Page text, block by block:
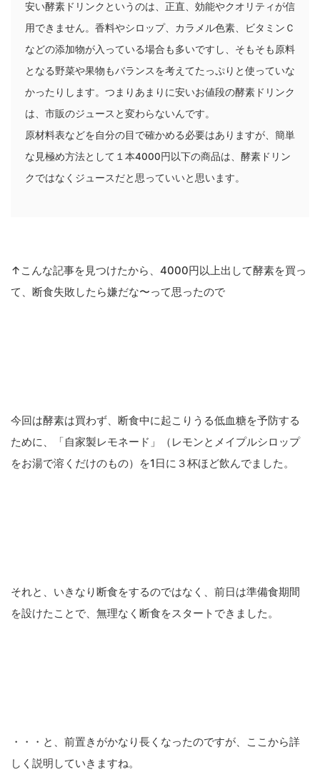
安い酵素ドリンクというのは、正直、効能やクオリティが信
用できません。香料やシロップ、カラメル色素、ビタミンＣ
などの添加物が入っている場合も多いですし、そもそも原料
となる野菜や果物もバランスを考えてたっぷりと使っていな
かったりします。つまりあまりに安いお値段の酵素ドリンク
は、市販のジュースと変わらないんです。
原材料表などを自分の目で確かめる必要はありますが、簡単
な見極め方法として１本4000円以下の商品は、酵素ドリン
クではなくジュースだと思っていいと思います。
↑こんな記事を見つけたから、4000円以上出して酵素を買っ
て、断食失敗したら嫌だな〜って思ったので
今回は酵素は買わず、断食中に起こりうる低血糖を予防する
ために、「自家製レモネード」（レモンとメイプルシロップ
をお湯で溶くだけのもの）を1日に３杯ほど飲んでました。
それと、いきなり断食をするのではなく、前日は準備食期間
を設けたことで、無理なく断食をスタートできました。
・・・と、前置きがかなり長くなったのですが、ここから詳
しく説明していきますね。